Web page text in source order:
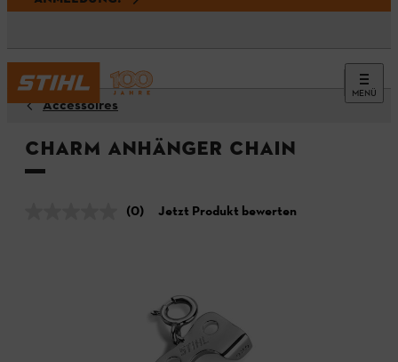
MENÜ
Accessoires
Charm Anhänger CHAIN
(0) Jetzt Produkt bewerten